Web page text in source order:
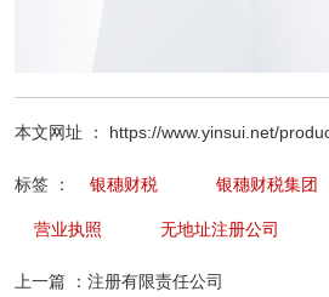
本文网址 ： https://www.yinsui.net/
标签 ： 银穗财税 银穗财税集团
营业执照 无地址注册公司
上一篇 ： 注册有限责任公司